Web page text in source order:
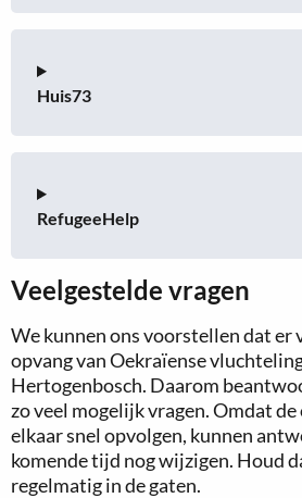
Huis73
RefugeeHelp
Veelgestelde vragen
We kunnen ons voorstellen dat er
opvang van Oekraïense
Hertogenbosch. Daarom
zo veel mogelijk vragen. Omdat
elkaar snel opvolgen, kunnen
komende tijd nog wijzigen. Houd
regelmatig in de gaten.